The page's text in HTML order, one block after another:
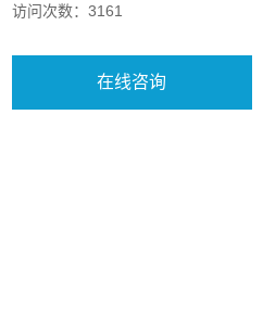
损耗，基板的阻抗等等。在工业
访问次数：3161
在线咨询